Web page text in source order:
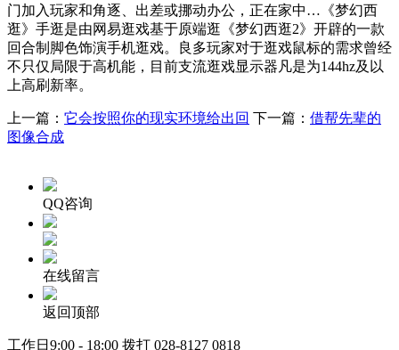
门加入玩家和角逐、出差或挪动办公，正在家中…《梦幻西
逛》手逛是由网易逛戏基于原端逛《梦幻西逛2》开辟的一款
回合制脚色饰演手机逛戏。良多玩家对于逛戏鼠标的需求曾经
不只仅局限于高机能，目前支流逛戏显示器凡是为144hz及以
上高刷新率。
上一篇： 它会按照你的现实环境给出回 下一篇： 借帮先辈的
图像合成
QQ咨询
在线留言
返回顶部
工作日9:00 - 18:00 拨打 028-8127 0818